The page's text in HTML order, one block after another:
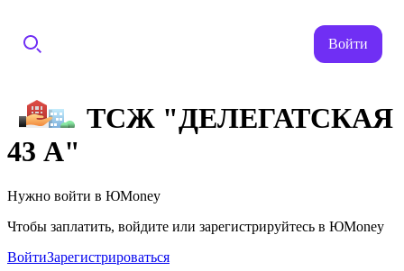
Войти
ТСЖ "ДЕЛЕГАТСКАЯ
43 А"
Нужно войти в ЮMoney
Чтобы заплатить, войдите или зарегистрируйтесь в ЮMoney
ВойтиЗарегистрироваться